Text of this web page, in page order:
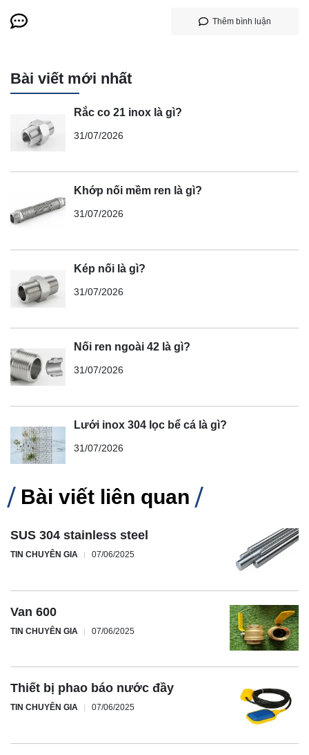
Thêm bình luận
Bài viết mới nhất
Rắc co 21 inox là gì?
31/07/2026
Khớp nối mềm ren là gì?
31/07/2026
Kép nối là gì?
31/07/2026
Nối ren ngoài 42 là gì?
31/07/2026
Lưới inox 304 lọc bể cá là gì?
31/07/2026
Bài viết liên quan
SUS 304 stainless steel
TIN CHUYÊN GIA 07/06/2025
Van 600
TIN CHUYÊN GIA 07/06/2025
Thiết bị phao báo nước đầy
TIN CHUYÊN GIA 07/06/2025